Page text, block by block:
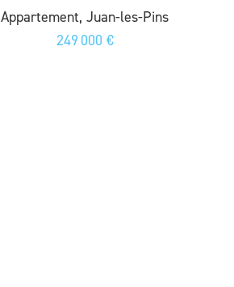
Appartement, Juan-les-Pins
249 000 €